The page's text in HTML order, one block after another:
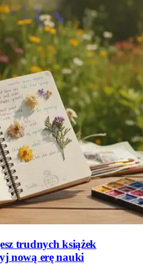
trudnych książek
nową erę nauki